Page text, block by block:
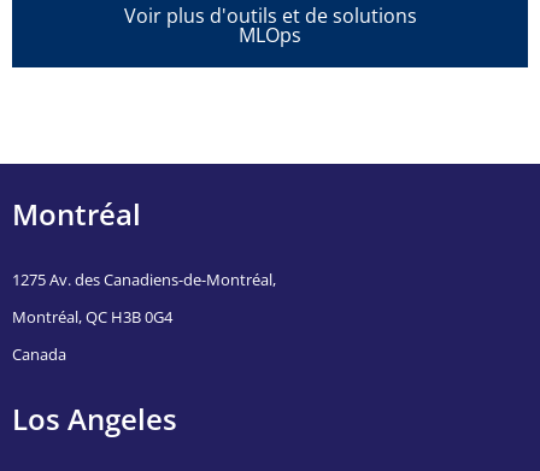
Voir plus d'outils et de solutions
MLOps
Montréal
1275 Av. des Canadiens-de-Montréal,
Montréal, QC H3B 0G4
Canada
Los Angeles